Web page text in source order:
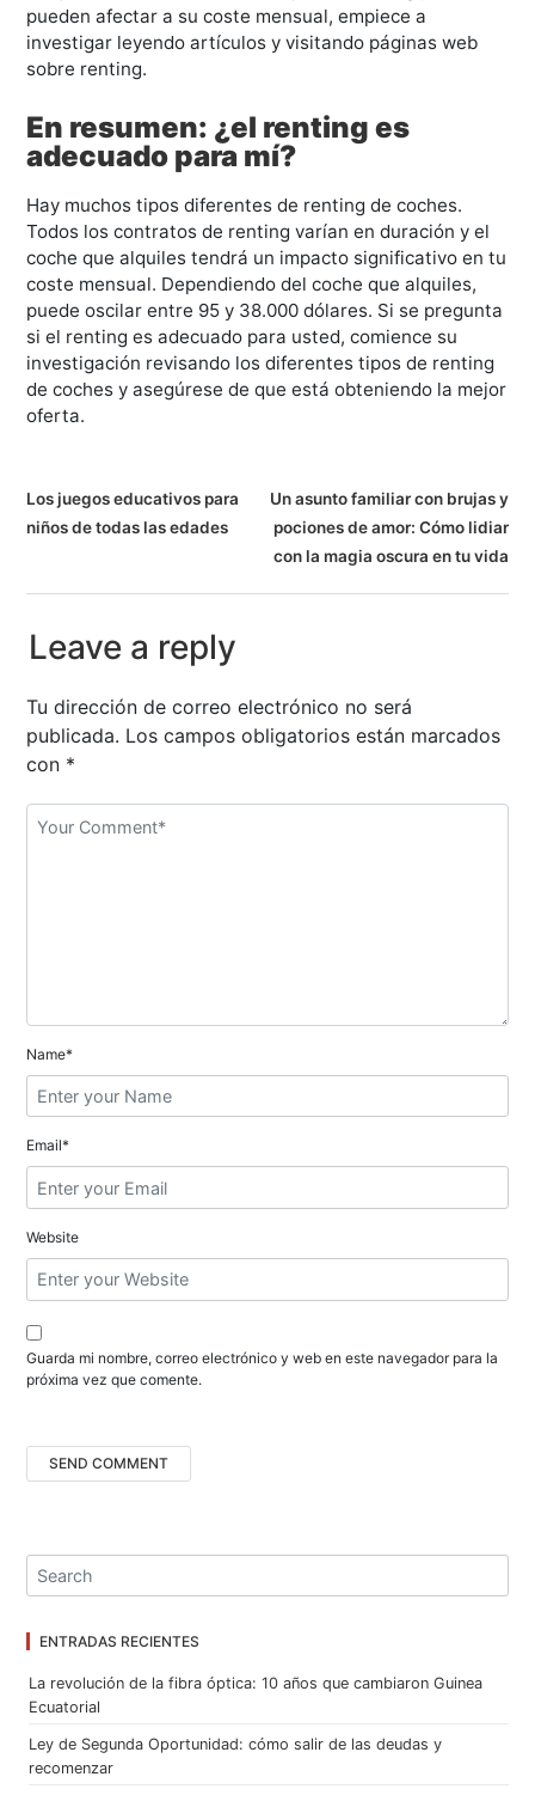
pueden afectar a su coste mensual, empiece a
investigar leyendo artículos y visitando páginas web
sobre renting.
En resumen: ¿el renting es
adecuado para mí?
Hay muchos tipos diferentes de renting de coches.
Todos los contratos de renting varían en duración y el
coche que alquiles tendrá un impacto significativo en tu
coste mensual. Dependiendo del coche que alquiles,
puede oscilar entre 95 y 38.000 dólares. Si se pregunta
si el renting es adecuado para usted, comience su
investigación revisando los diferentes tipos de renting
de coches y asegúrese de que está obteniendo la mejor
oferta.
N
a
v
e
a
c
i
e
n
t
r
a
d
a
s
Los juegos educativos para
niños de todas las edades
Un asunto familiar con brujas y
pociones de amor: Cómo lidiar
con la magia oscura en tu vida
Leave a reply
Tu dirección de correo electrónico no será
publicada. Los campos obligatorios están marcados
con *
Name*
Email*
Website
Guarda mi nombre, correo electrónico y web en este navegador para la
próxima vez que comente.
ENTRADAS RECIENTES
La revolución de la fibra óptica: 10 años que cambiaron Guinea
Ecuatorial
Ley de Segunda Oportunidad: cómo salir de las deudas y
recomenzar